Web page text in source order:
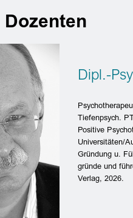
Dipl.-
Tiefenpsych.
Positive
Universitäten/
Gründung u.
gründe und
Verlag, 2026.